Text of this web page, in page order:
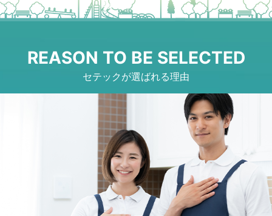
REASON TO BE SELECTED
セテックが選ばれる理由